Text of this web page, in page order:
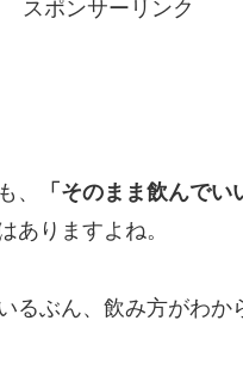
スポンサーリンク
、
「そのまま飲んで
ありますよね。
るぶん、飲み方がわか